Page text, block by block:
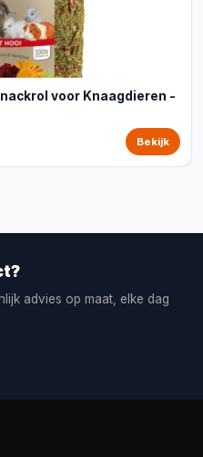
voor Knaagdieren -
Bekijk
advies op maat, elke dag